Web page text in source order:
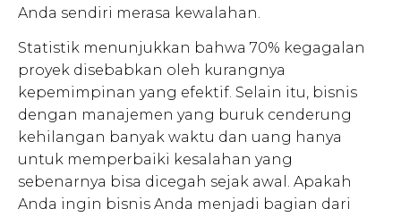
Anda sendiri merasa kewalahan.
Statistik menunjukkan bahwa 70% kegagalan
proyek disebabkan oleh kurangnya
kepemimpinan yang efektif. Selain itu, bisnis
dengan manajemen yang buruk cenderung
kehilangan banyak waktu dan uang hanya
untuk memperbaiki kesalahan yang
sebenarnya bisa dicegah sejak awal. Apakah
Anda ingin bisnis Anda menjadi bagian dari